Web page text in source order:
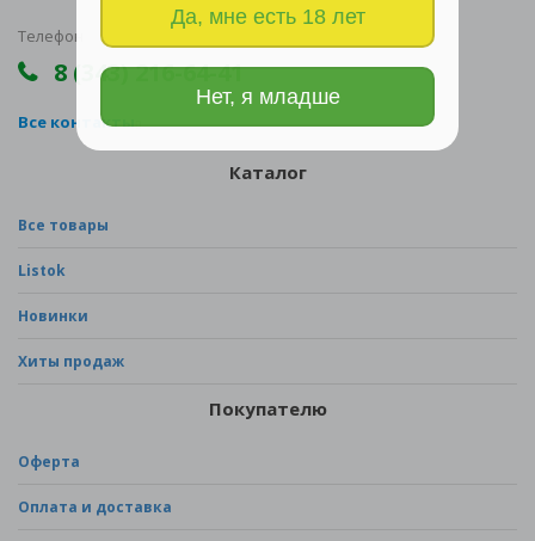
Да, мне есть 18 лет
Нет, я младше
Телефон
8 (343) 216-64-41
Все контакты
Каталог
Все товары
Listok
Новинки
Хиты продаж
Покупателю
Оферта
Оплата и доставка